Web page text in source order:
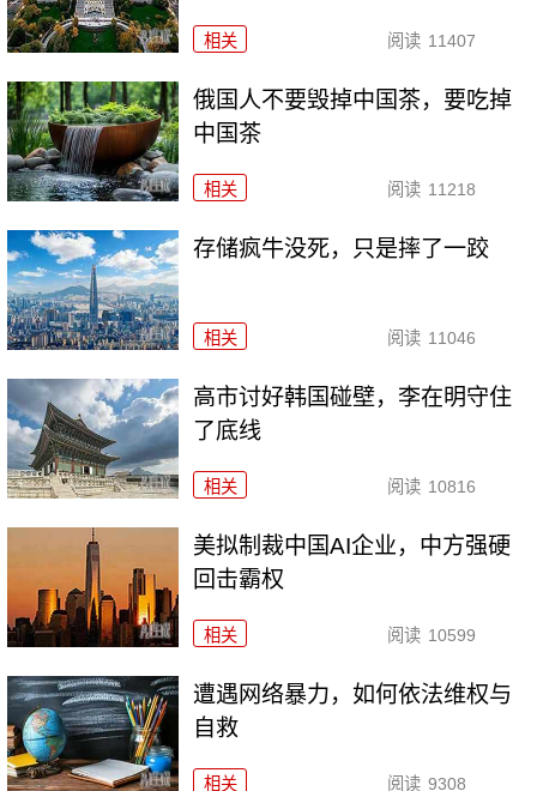
相关 阅读 11407
俄国人不要毁掉中国茶，要吃掉
中国茶
相关 阅读 11218
存储疯牛没死，只是摔了一跤
相关 阅读 11046
高市讨好韩国碰壁，李在明守住
了底线
相关 阅读 10816
美拟制裁中国AI企业，中方强硬
回击霸权
相关 阅读 10599
遭遇网络暴力，如何依法维权与
自救
相关 阅读 9308